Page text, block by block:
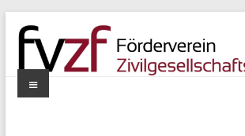
Inhalt
springen
Menü